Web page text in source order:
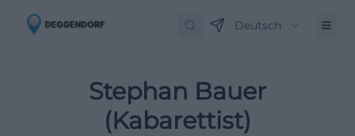
Deutsch
Stephan Bauer
(Kabarettist)